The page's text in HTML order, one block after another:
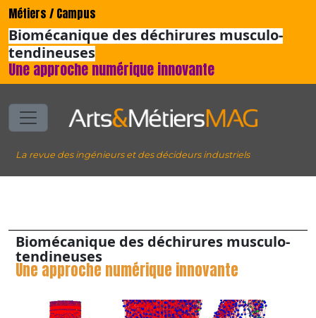
Métiers / Campus
Biomécanique des déchirures musculo-
tendineuses
Une approche numérique innovante
La revue des ingénieurs et des décideurs industriels
Biomécanique des déchirures musculo-
tendineuses
Une approche numérique innovante